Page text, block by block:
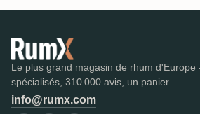
Le plus grand magasin de rhum d'Europe
spécialisés, 310 000 avis, un panier.
info@rumx.com